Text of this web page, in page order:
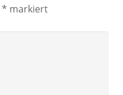
* markiert